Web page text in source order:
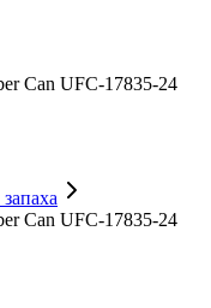
Can UFC-17835-24
Can UFC-17835-24